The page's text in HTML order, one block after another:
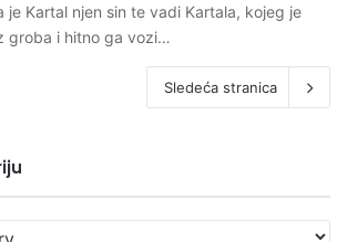
je Kartal njen sin te vadi Kartala, kojeg je
groba i hitno ga vozi…
Sledeća stranica